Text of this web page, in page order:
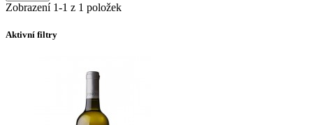
Zobrazení 1-1 z 1 položek
Aktivní filtry